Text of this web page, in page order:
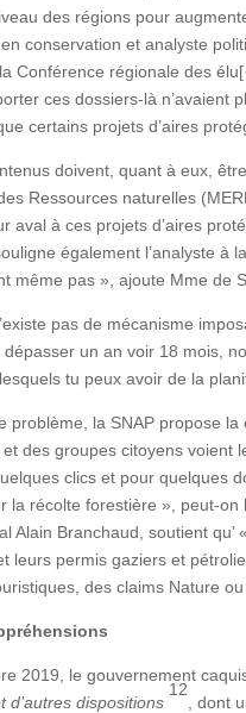
des régions pour
conservation et analyste
Conférence régionale des
ces dossiers-là
certains projets d’aires
doivent, quant à eux,
Ressources naturelles
aval à ces projets d’aires
également l’analyste à
même pas », ajoute Mme de
pas de mécanisme
dépasser un an voir 18 mois,
tu peux avoir de la
problème, la SNAP propose
et des groupes citoyens
clics et pour quelques
la récolte forestière », peut-
Alain Branchaud, soutient
leurs permis gaziers et
des claims Nature
2019, le gouvernement
d’autres dispositions
12
, dont